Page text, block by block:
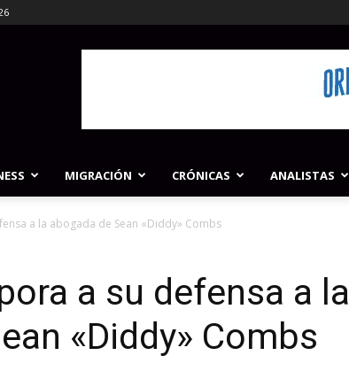
MIGRACIÓN CRÓNICAS ANALISTAS
a la abogada de Sean «Diddy» Combs
a su defensa a la
«Diddy» Combs